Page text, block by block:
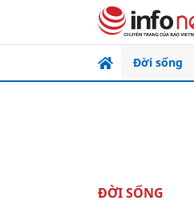
Đời sống
ĐỜI SỐNG